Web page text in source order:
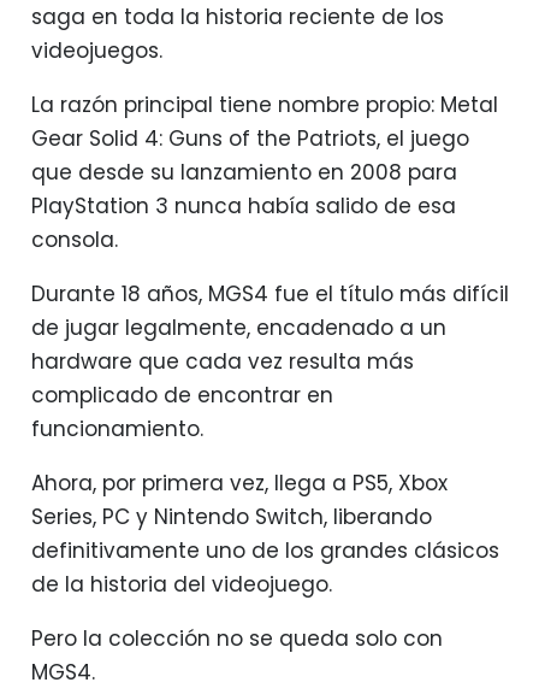
saga en toda la historia reciente de los
videojuegos.
La razón principal tiene nombre propio: Metal
Gear Solid 4: Guns of the Patriots, el juego
que desde su lanzamiento en 2008 para
PlayStation 3 nunca había salido de esa
consola.
Durante 18 años, MGS4 fue el título más difícil
de jugar legalmente, encadenado a un
hardware que cada vez resulta más
complicado de encontrar en
funcionamiento.
Ahora, por primera vez, llega a PS5, Xbox
Series, PC y Nintendo Switch, liberando
definitivamente uno de los grandes clásicos
de la historia del videojuego.
Pero la colección no se queda solo con
MGS4.